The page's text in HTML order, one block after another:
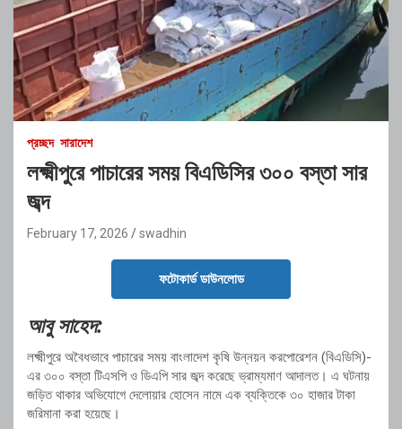
প্রচ্ছদ সারাদেশ
লক্ষ্মীপুরে পাচারের সময় বিএডিসির ৩০০ বস্তা সার
জব্দ
February 17, 2026 swadhin
ফটোকার্ড ডাউনলোড
আবু সাহেদ:
লক্ষ্মীপুরে অবৈধভাবে পাচারের সময় বাংলাদেশ কৃষি উন্নয়ন করপোরেশন (বিএডিসি)-
এর ৩০০ বস্তা টিএসপি ও ডিএপি সার জব্দ করেছে ভ্রাম্যমাণ আদালত। এ ঘটনায়
জড়িত থাকার অভিযোগে দেলোয়ার হোসেন নামে এক ব্যক্তিকে ৩০ হাজার টাকা
জরিমানা করা হয়েছে।